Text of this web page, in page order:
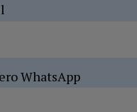
WhatsApp